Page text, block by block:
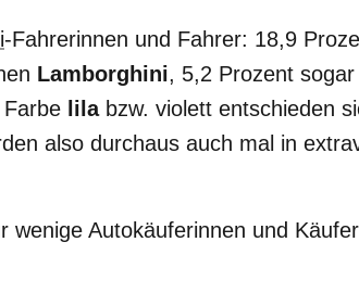
-Fahrerinnen und Fahrer: 18,9
Lamborghini, 5,2 Prozent sogar
lila bzw. violett entschieden
also durchaus auch mal in
wenige Autokäuferinnen und